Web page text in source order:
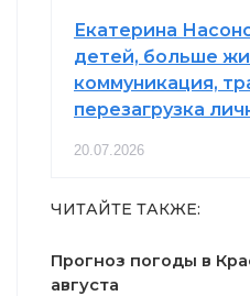
Екатерина
детей, больше
коммуникация,
перезагрузка
20.07.2026
ЧИТАЙТЕ ТАКЖЕ:
Прогноз погоды в
августа